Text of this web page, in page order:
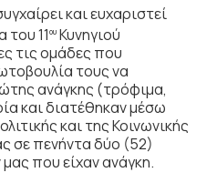
και ευχαριστεί
11ουΚυνηγιού
τις ομάδες που
τους να
ανάγκης (τρόφιμα,
και διατέθηκαν μέσω
και της Κοινωνικής
σε πενήντα δύο (52)
που είχαν ανάγκη.